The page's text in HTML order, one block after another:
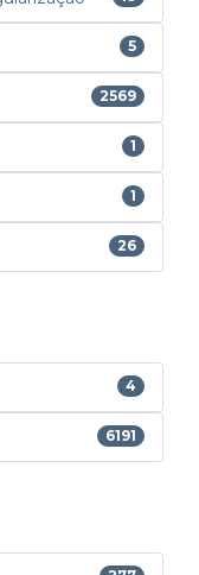
5
2569
1
1
26
4
6191